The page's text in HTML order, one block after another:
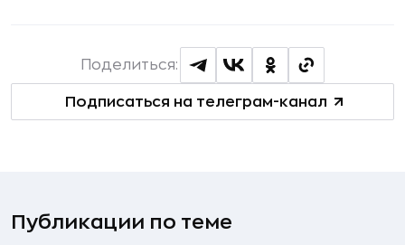
Подписаться на телеграм-канал
Поделиться:
Публикации по теме